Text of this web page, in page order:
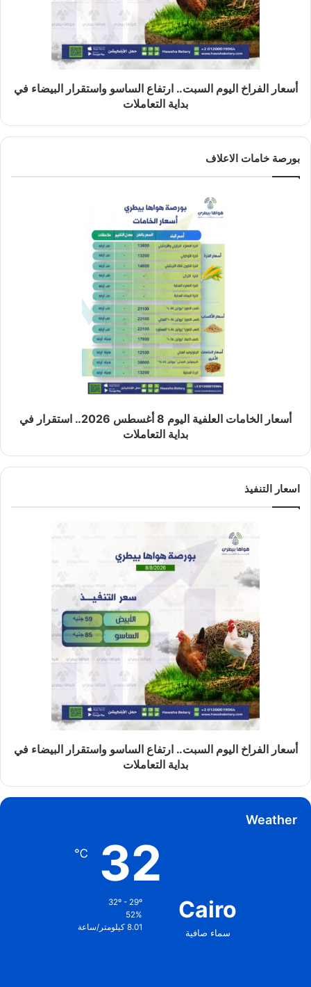
أسعار الفراخ اليوم السبت.. ارتفاع الساسو واستقرار البيضاء في
بداية التعاملات
بورصة خامات الاعلاف
أسعار الخامات العلفية اليوم 8 أغسطس 2026.. استقرار في
بداية التعاملات
اسعار التنفيذ
أسعار الفراخ اليوم السبت.. ارتفاع الساسو واستقرار البيضاء في
بداية التعاملات
Weather
Cairo
سماء صافية
32
℃
52%
8.01 كيلومتر/ساعة